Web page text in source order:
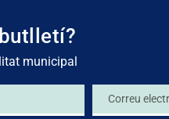
municipal